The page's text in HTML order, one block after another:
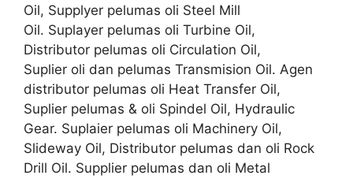
Oil, Supplyer pelumas oli Steel Mill
Oil. Suplayer pelumas oli Turbine Oil,
Distributor pelumas oli Circulation Oil,
Suplier oli dan pelumas Transmision Oil. Agen
distributor pelumas oli Heat Transfer Oil,
Suplier pelumas & oli Spindel Oil, Hydraulic
Gear. Suplaier pelumas oli Machinery Oil,
Slideway Oil, Distributor pelumas dan oli Rock
Drill Oil. Supplier pelumas dan oli Metal